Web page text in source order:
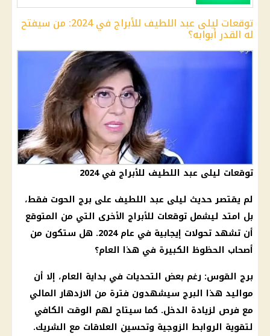
توقعات ليلى عبد اللطيف للأبراج في 2024: من سيفتح
له القدر أبوابه؟
توقعات ليلى عبد اللطيف للأبراج في 2024
لم يقتصر حديث ليلى عبد اللطيف على برج الحوت فقط،
بل امتد ليشمل توقعات للأبراج الأخرى التي من المتوقع
أن تشهد تحولات إيجابية في عام 2024. هل ستكون من
أصحاب الحظوظ الكبيرة في هذا العام؟
برج القوس: رغم بعض التحديات في بداية العام، إلا أن
مواليد هذا البرج سيشهدون فترة من الازدهار المالي
مع فرص لزيادة الدخل. كما سيتاح لهم الوقت الكافي
لتقوية الروابط الزوجية وتحسين العلاقات مع الشريك.